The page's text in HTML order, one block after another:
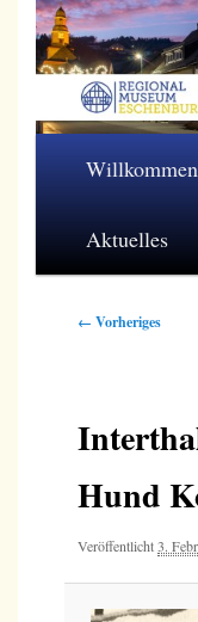
Zum
primären
Inhalt
Willkommen
Aktuelles
Bilder-
← Vorheriges
Hund
Veröffentlicht3.